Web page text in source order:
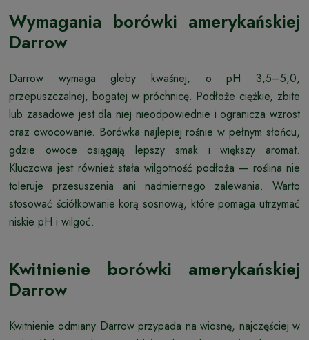
Wymagania borówki amerykańskiej
Darrow
Darrow wymaga gleby kwaśnej, o pH 3,5–5,0,
przepuszczalnej, bogatej w próchnicę. Podłoże ciężkie, zbite
lub zasadowe jest dla niej nieodpowiednie i ogranicza wzrost
oraz owocowanie. Borówka najlepiej rośnie w pełnym słońcu,
gdzie owoce osiągają lepszy smak i większy aromat.
Kluczowa jest również stała wilgotność podłoża — roślina nie
toleruje przesuszenia ani nadmiernego zalewania. Warto
stosować ściółkowanie korą sosnową, które pomaga utrzymać
niskie pH i wilgoć.
Kwitnienie borówki amerykańskiej
Darrow
Kwitnienie odmiany Darrow przypada na wiosnę, najczęściej w